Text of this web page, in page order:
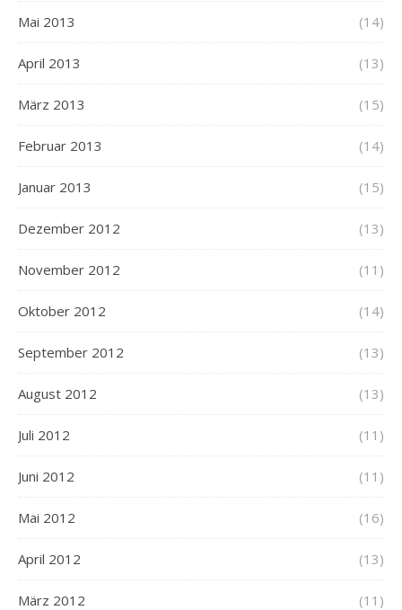
Mai 2013 (14)
April 2013 (13)
März 2013 (15)
Februar 2013 (14)
Januar 2013 (15)
Dezember 2012 (13)
November 2012 (11)
Oktober 2012 (14)
September 2012 (13)
August 2012 (13)
Juli 2012 (11)
Juni 2012 (11)
Mai 2012 (16)
April 2012 (13)
März 2012 (11)